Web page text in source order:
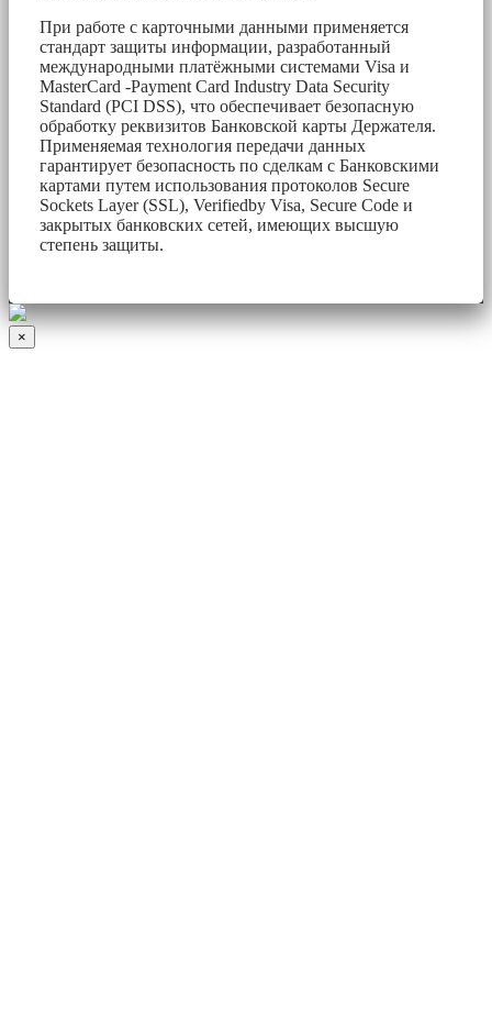
При работе с карточными данными применяется
стандарт защиты информации, разработанный
международными платёжными системами Visa и
MasterCard -Payment Card Industry Data Security
Standard (PCI DSS), что обеспечивает безопасную
обработку реквизитов Банковской карты Держателя.
Применяемая технология передачи данных
гарантирует безопасность по сделкам с Банковскими
картами путем использования протоколов Secure
Sockets Layer (SSL), Verifiedby Visa, Secure Code и
закрытых банковских сетей, имеющих высшую
степень защиты.
×